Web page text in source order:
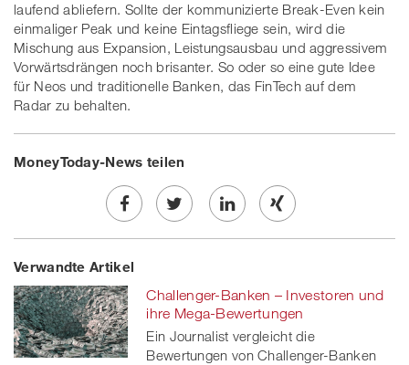
laufend abliefern. Sollte der kommunizierte Break-Even kein
einmaliger Peak und keine Eintagsfliege sein, wird die
Mischung aus Expansion, Leistungsausbau und aggressivem
Vorwärtsdrängen noch brisanter. So oder so eine gute Idee
für Neos und traditionelle Banken, das FinTech auf dem
Radar zu behalten.
MoneyToday-News teilen
Share
on
Facebook
Twe
on
twitt
Share
linkedin
Share
Xing
Verwandte Artikel
Challenger-Banken – Investoren und
ihre Mega-Bewertungen
Ein Journalist vergleicht die
Bewertungen von Challenger-Banken